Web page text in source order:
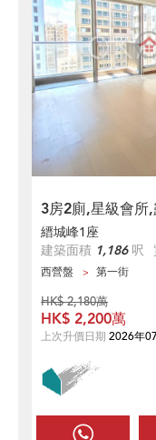
3房2廁,星級會所
縉城峰1座
建築面積 1,186呎
西營盤 第一街
HK$ 2,180萬
HK$ 2,200萬
上次升價日期 2026年